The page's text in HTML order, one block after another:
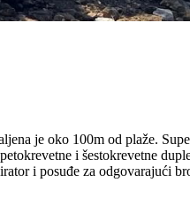
je oko 100m od plaže.
i šestokrevetne
i posuđe za odgovarajući